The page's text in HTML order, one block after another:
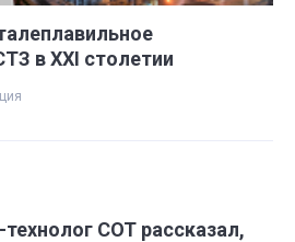
в ХХI столетии
СОТ рассказал,